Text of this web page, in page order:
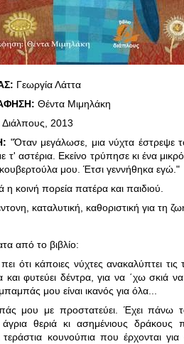
Γεωργία Λάττα
Θέντα Μιμηλάκη
Διάλπους, 2013
"Όταν μεγάλωσε, μια νύχτα έστρεψε
τ' αστέρια. Εκείνο τρύπησε κι ένα
μου. Έτσι γεννήθηκα εγώ."
η κοινή πορεία πατέρα και παιδιού.
καταλυτική, καθοριστική για τη
από το βιβλίο:
ότι κάποιες νύχτες ανακαλύπτει
και φυτεύει δέντρα, για να ΄χω σκιά
μου είναι ικανός για όλα...
μου με προστατεύει. Έχει πάνω
θεριά κι ασημένιους
τεράστια κουνούπια που έρχονται